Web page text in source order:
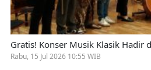
Gratis! Konser Musik Klasik Hadir
Rabu, 15 Jul 2026 10:55 WIB